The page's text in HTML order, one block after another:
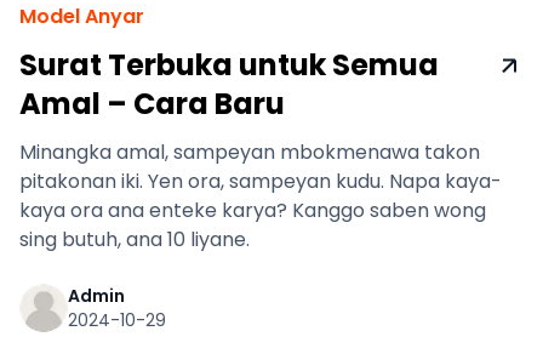
Model Anyar
Surat Terbuka untuk Semua
Amal – Cara Baru
Minangka amal, sampeyan mbokmenawa takon
pitakonan iki. Yen ora, sampeyan kudu. Napa kaya-
kaya ora ana enteke karya? Kanggo saben wong
sing butuh, ana 10 liyane.
Admin
2024-10-29